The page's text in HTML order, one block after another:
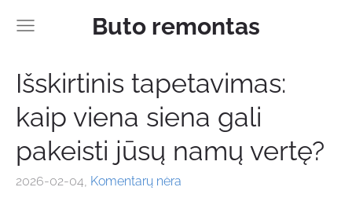
Buto remontas
Išskirtinis tapetavimas:
kaip viena siena gali
pakeisti jūsų namų vertę?
2026-02-04, Komentarų nėra